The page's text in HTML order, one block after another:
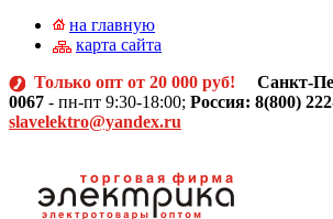
на главную
карта сайта
Только опт от 20 000 руб! Санкт-
0067 - пн-пт 9:30-18:00; Россия: 8(800)
slavelektro@yandex.ru